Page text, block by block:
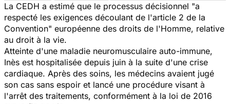
La CEDH a estimé que le processus décisionnel "a
respecté les exigences découlant de l'article 2 de la
Convention" européenne des droits de l'Homme, relative
au droit à la vie.
Atteinte d'une maladie neuromusculaire auto-immune,
Inès est hospitalisée depuis juin à la suite d'une crise
cardiaque. Après des soins, les médecins avaient jugé
son cas sans espoir et lancé une procédure visant à
l'arrêt des traitements, conformément à la loi de 2016